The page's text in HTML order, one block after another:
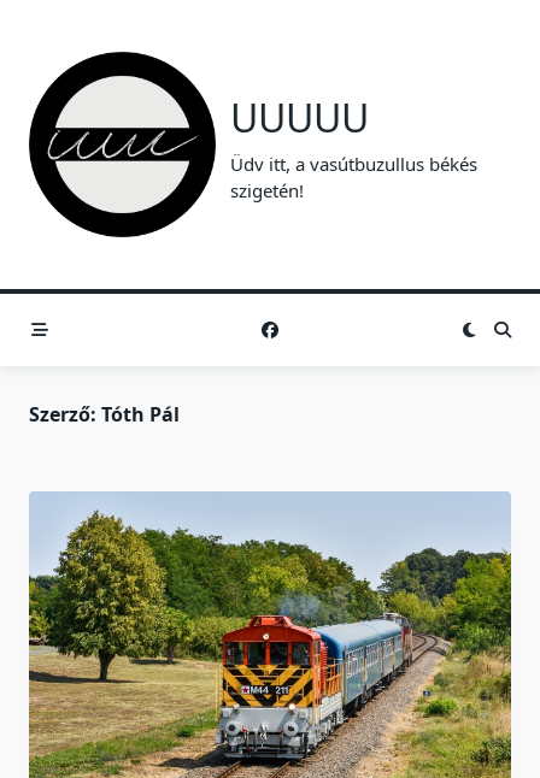
content
UUUUU
Üdv itt, a vasútbuzullus békés
szigetén!
Szerző: Tóth Pál